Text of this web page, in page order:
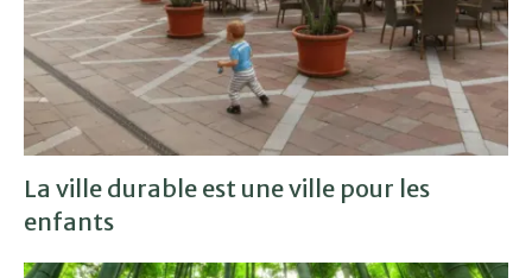
La ville durable est une ville pour les
enfants